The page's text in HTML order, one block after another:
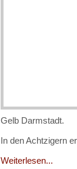
Gelb Darmstadt.
In den Achtzigern
Weiterlesen...